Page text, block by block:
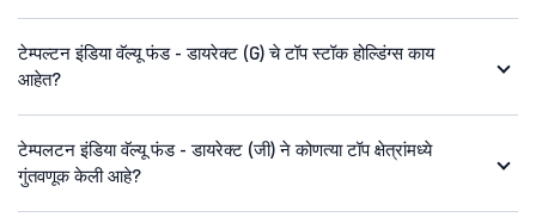
टेम्पल्टन इंडिया वॅल्यू फंड - डायरेक्ट (G) चे टॉप स्टॉक होल्डिंग्स काय
आहेत?
टेम्पलटन इंडिया वॅल्यू फंड - डायरेक्ट (जी) ने कोणत्या टॉप क्षेत्रांमध्ये
गुंतवणूक केली आहे?